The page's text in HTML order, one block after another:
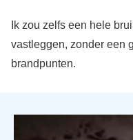
Ik zou zelfs een hele
vastleggen, zonder een
brandpunten.